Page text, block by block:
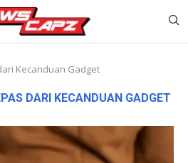
Kecanduan Gadget
DARI KECANDUAN GADGET